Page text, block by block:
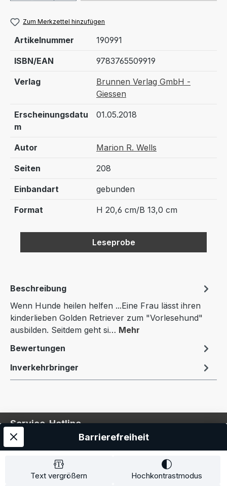
Zum Merkzettel hinzufügen
Artikelnummer 190991
ISBN/EAN 9783765509919
Verlag
Brunnen Verlag GmbH -
Giessen
Erscheinungsdatu
m
01.05.2018
Autor Marion R. Wells
Seiten 208
Einbandart gebunden
Format H 20,6 cm/B 13,0 cm
Leseprobe
Beschreibung
Wenn Hunde heilen helfen ...Eine Frau lässt ihren
kinderlieben Golden Retriever zum "Vorlesehund"
ausbilden. Seitdem geht si… Mehr
Bewertungen
Inverkehrbringer
Service-Hotline
Service
Information
Text vergrößern Hochkontrastmodus
Barrierefreiheit